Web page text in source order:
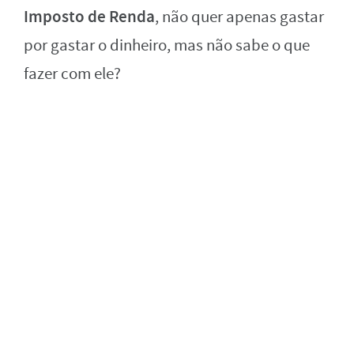
Imposto de Renda, não quer apenas gastar
por gastar o dinheiro, mas não sabe o que
fazer com ele?